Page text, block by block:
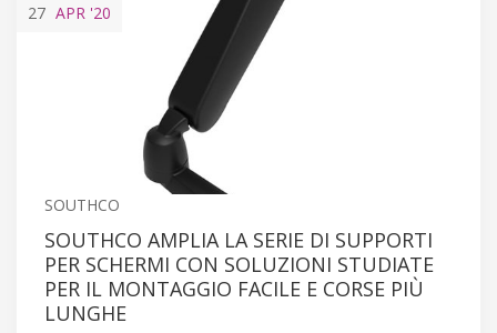
27 APR '20
SOUTHCO
SOUTHCO AMPLIA LA SERIE DI SUPPORTI
PER SCHERMI CON SOLUZIONI STUDIATE
PER IL MONTAGGIO FACILE E CORSE PIÙ
LUNGHE